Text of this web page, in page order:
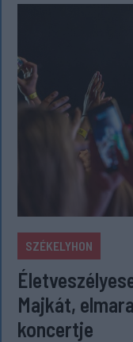
SZÉKELYHON
Majkát,
koncertje